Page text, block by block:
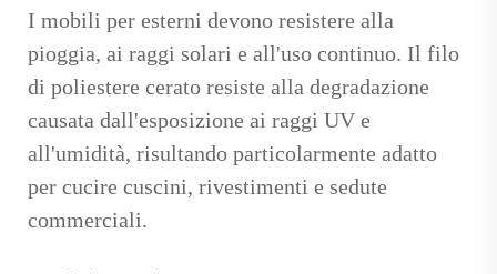
I mobili per esterni devono resistere alla
pioggia, ai raggi solari e all'uso continuo. Il filo
di poliestere cerato resiste alla degradazione
causata dall'esposizione ai raggi UV e
all'umidità, risultando particolarmente adatto
per cucire cuscini, rivestimenti e sedute
commerciali.